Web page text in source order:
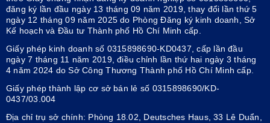
đăng ký lần đầu ngày 13 tháng 09 năm 2019, thay đổi lần thứ 5
ngày 12 tháng 09 năm 2025 do Phòng Đăng ký kinh doanh, Sở
Kế hoạch và Đầu tư Thành phố Hồ Chí Minh cấp.
Giấy phép kinh doanh số 0315898690-KD0437, cấp lần đầu
ngày 7 tháng 11 năm 2019, điều chỉnh lần thứ hai ngày 3 tháng
4 năm 2024 do Sở Công Thương Thành phố Hồ Chí Minh cấp.
Giấy phép thành lập cơ sở bán lẻ số 0315898690/KD-
0437/03.004
Địa chỉ trụ sở chính: Phòng 18.02, Deutsches Haus, 33 Lê Duẩn,